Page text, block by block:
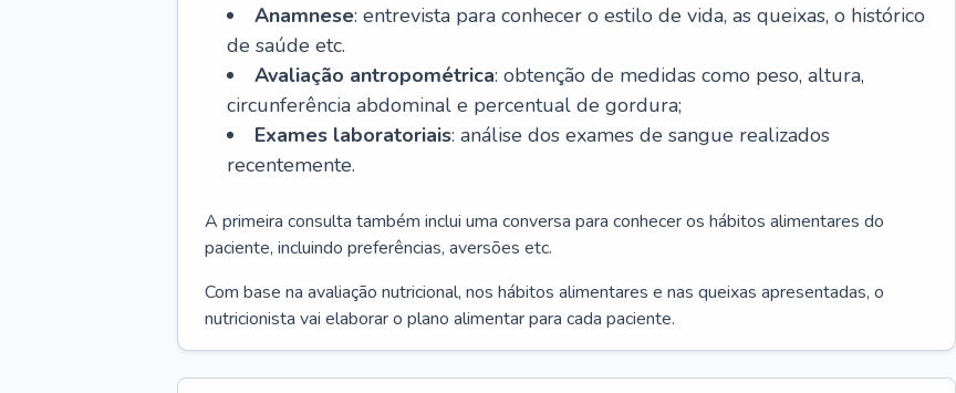
Anamnese: entrevista para conhecer o estilo de vida, as queixas, o histórico
de saúde etc.
Avaliação antropométrica: obtenção de medidas como peso, altura,
circunferência abdominal e percentual de gordura;
Exames laboratoriais: análise dos exames de sangue realizados
recentemente.
A primeira consulta também inclui uma conversa para conhecer os hábitos alimentares do
paciente, incluindo preferências, aversões etc.
Com base na avaliação nutricional, nos hábitos alimentares e nas queixas apresentadas, o
nutricionista vai elaborar o plano alimentar para cada paciente.